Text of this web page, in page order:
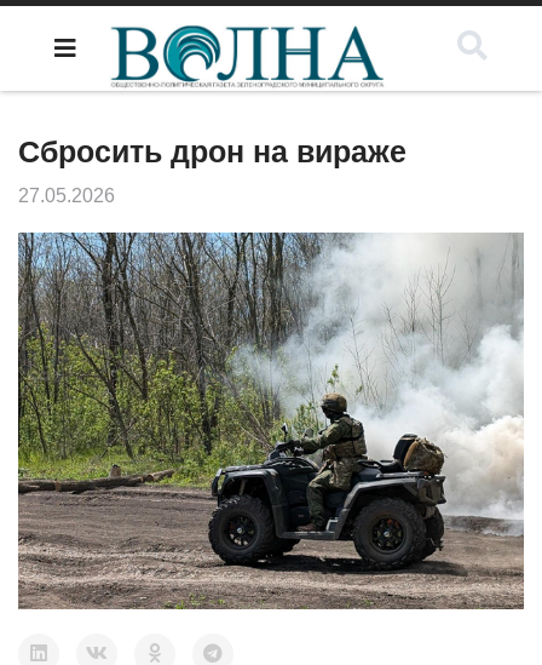
Сбросить дрон на вираже
27.05.2026